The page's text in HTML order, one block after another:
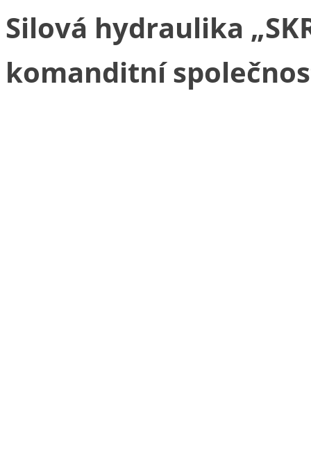
Silová hydraulika
komanditní